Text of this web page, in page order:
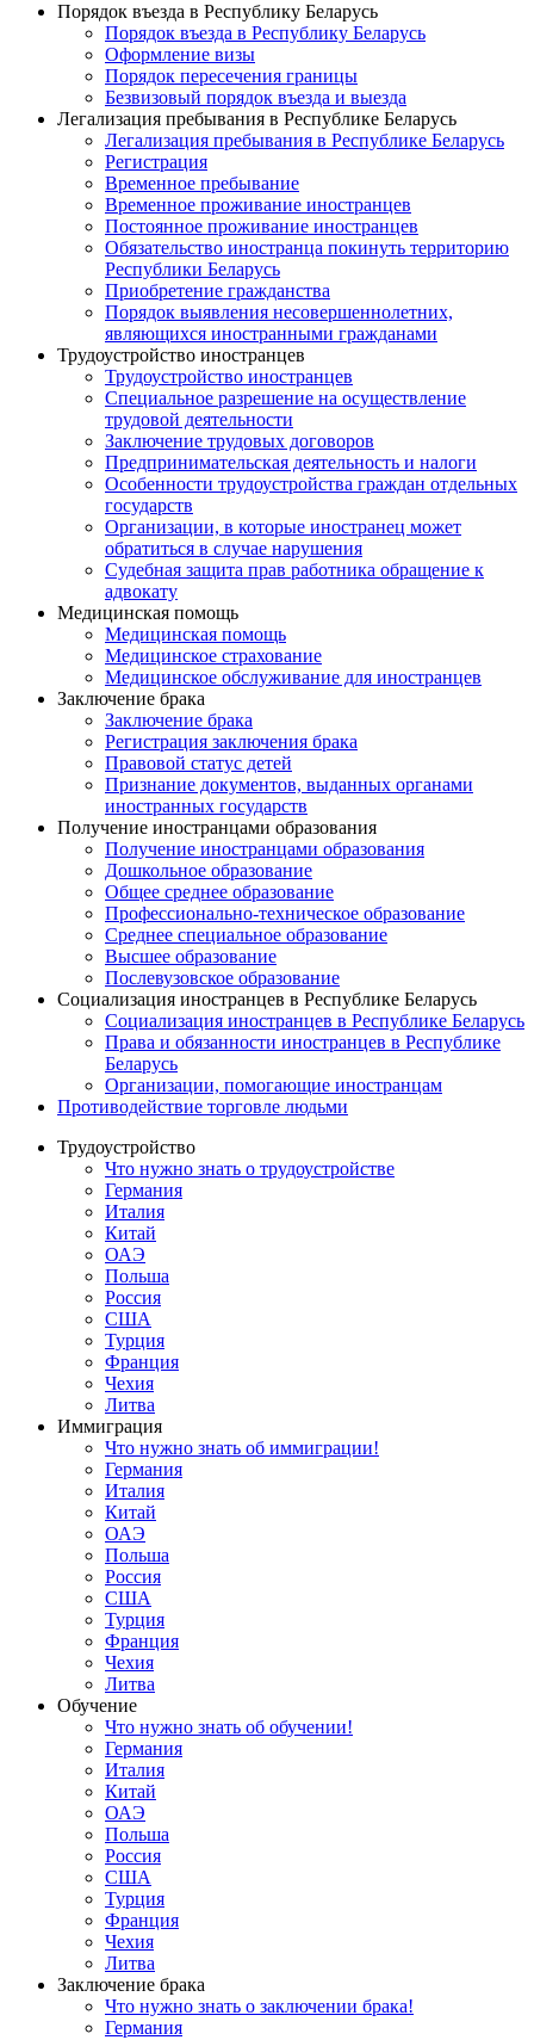
Порядок въезда в Республику Беларусь
Порядок въезда в Республику Беларусь
Оформление визы
Порядок пересечения границы
Безвизовый порядок въезда и выезда
Легализация пребывания в Республике Беларусь
Легализация пребывания в Республике Беларусь
Регистрация
Временное пребывание
Временное проживание иностранцев
Постоянное проживание иностранцев
Обязательство иностранца покинуть территорию
Республики Беларусь
Приобретение гражданства
Порядок выявления несовершеннолетних,
являющихся иностранными гражданами
Трудоустройство иностранцев
Трудоустройство иностранцев
Специальное разрешение на осуществление
трудовой деятельности
Заключение трудовых договоров
Предпринимательская деятельность и налоги
Особенности трудоустройства граждан отдельных
государств
Организации, в которые иностранец может
обратиться в случае нарушения
Судебная защита прав работника обращение к
адвокату
Медицинская помощь
Медицинская помощь
Медицинское страхование
Медицинское обслуживание для иностранцев
Заключение брака
Заключение брака
Регистрация заключения брака
Правовой статус детей
Признание документов, выданных органами
иностранных государств
Получение иностранцами образования
Получение иностранцами образования
Дошкольное образование
Общее среднее образование
Профессионально-техническое образование
Среднее специальное образование
Высшее образование
Послевузовское образование
Социализация иностранцев в Республике Беларусь
Социализация иностранцев в Республике Беларусь
Права и обязанности иностранцев в Республике
Беларусь
Oрганизации, помогающие иностранцам
Противодействие торговле людьми
Трудоустройство
Что нужно знать о трудоустройстве
Германия
Италия
Китай
ОАЭ
Польша
Россия
США
Турция
Франция
Чехия
Литва
Иммиграция
Что нужно знать об иммиграции!
Германия
Италия
Китай
ОАЭ
Польша
Россия
США
Турция
Франция
Чехия
Литва
Обучение
Что нужно знать об обучении!
Германия
Италия
Китай
ОАЭ
Польша
Россия
США
Турция
Франция
Чехия
Литва
Заключение брака
Что нужно знать о заключении брака!
Германия